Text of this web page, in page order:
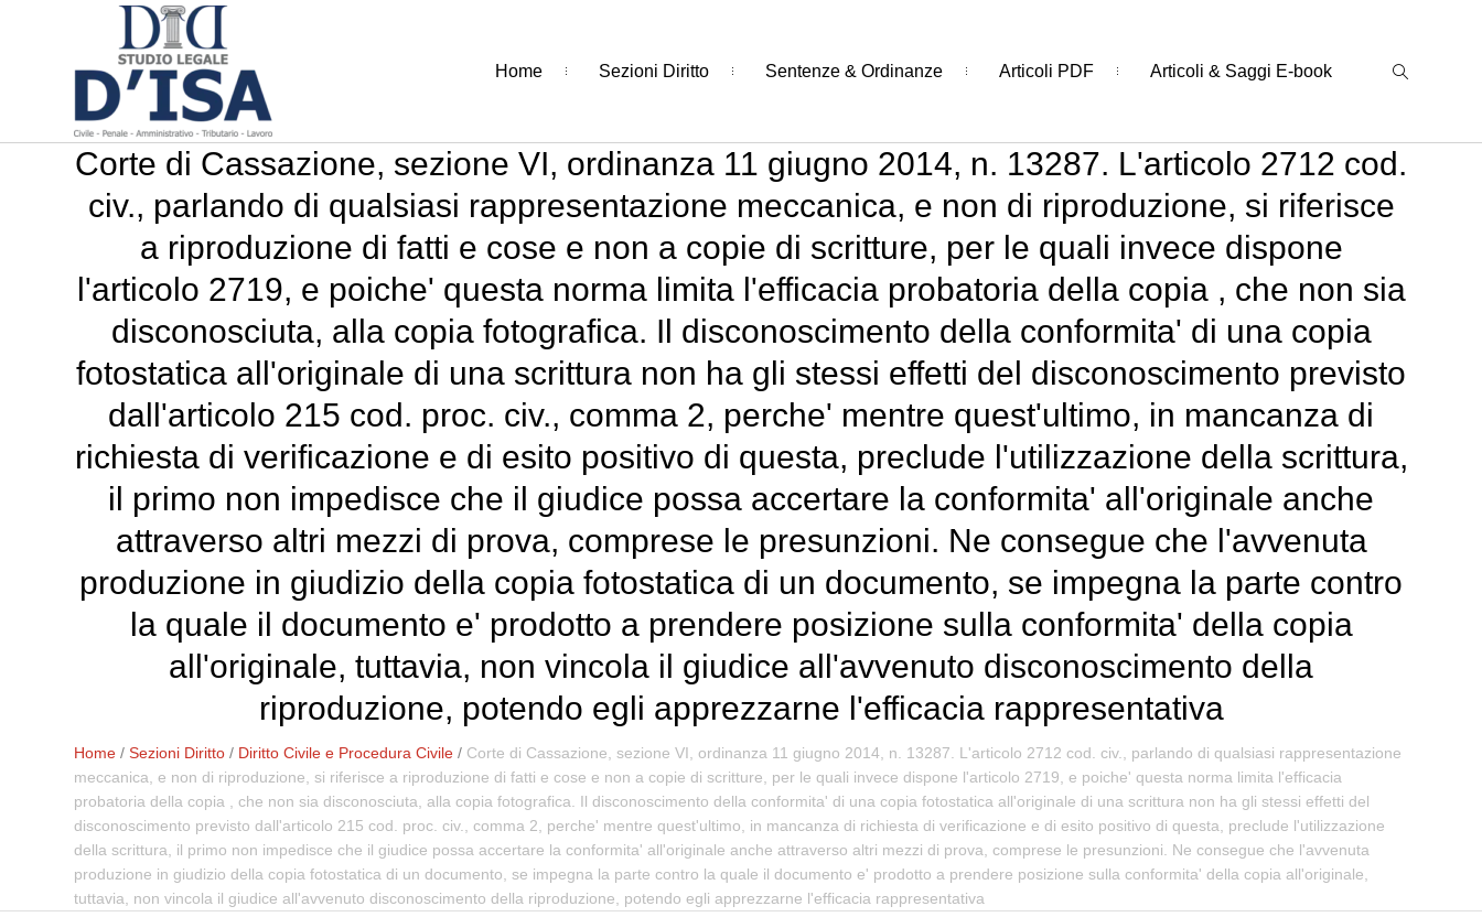
Home Sezioni Diritto Sentenze & Ordinanze Articoli PDF Articoli & Saggi E-book
Corte di Cassazione, sezione VI, ordinanza 11 giugno 2014, n. 13287. L'articolo 2712 cod.
civ., parlando di qualsiasi rappresentazione meccanica, e non di riproduzione, si riferisce
a riproduzione di fatti e cose e non a copie di scritture, per le quali invece dispone
l'articolo 2719, e poiche' questa norma limita l'efficacia probatoria della copia , che non sia
disconosciuta, alla copia fotografica. Il disconoscimento della conformita' di una copia
fotostatica all'originale di una scrittura non ha gli stessi effetti del disconoscimento previsto
dall'articolo 215 cod. proc. civ., comma 2, perche' mentre quest'ultimo, in mancanza di
richiesta di verificazione e di esito positivo di questa, preclude l'utilizzazione della scrittura,
il primo non impedisce che il giudice possa accertare la conformita' all'originale anche
attraverso altri mezzi di prova, comprese le presunzioni. Ne consegue che l'avvenuta
produzione in giudizio della copia fotostatica di un documento, se impegna la parte contro
la quale il documento e' prodotto a prendere posizione sulla conformita' della copia
all'originale, tuttavia, non vincola il giudice all'avvenuto disconoscimento della
riproduzione, potendo egli apprezzarne l'efficacia rappresentativa
Home /Sezioni Diritto / Diritto Civile e Procedura Civile / Corte di Cassazione, sezione VI, ordinanza 11 giugno 2014, n. 13287. L'articolo 2712 cod. civ., parlando di qualsiasi rappresentazione
meccanica, e non di riproduzione, si riferisce a riproduzione di fatti e cose e non a copie di scritture, per le quali invece dispone l'articolo 2719, e poiche' questa norma limita l'efficacia
probatoria della copia , che non sia disconosciuta, alla copia fotografica. Il disconoscimento della conformita' di una copia fotostatica all'originale di una scrittura non ha gli stessi effetti del
disconoscimento previsto dall'articolo 215 cod. proc. civ., comma 2, perche' mentre quest'ultimo, in mancanza di richiesta di verificazione e di esito positivo di questa, preclude l'utilizzazione
della scrittura, il primo non impedisce che il giudice possa accertare la conformita' all'originale anche attraverso altri mezzi di prova, comprese le presunzioni. Ne consegue che l'avvenuta
produzione in giudizio della copia fotostatica di un documento, se impegna la parte contro la quale il documento e' prodotto a prendere posizione sulla conformita' della copia all'originale,
tuttavia, non vincola il giudice all'avvenuto disconoscimento della riproduzione, potendo egli apprezzarne l'efficacia rappresentativa